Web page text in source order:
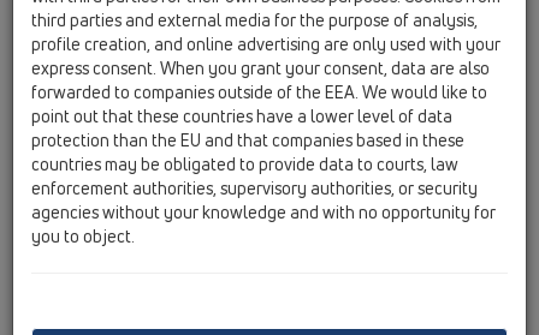
Стандарти:
Междувременно по тази тема има някои стандарти за
BIM.
HL - Part?
HL предоставя на разположение данни за Revit.
След като регистрирате вашия e-mail адрес, можете да
смъкнете данните, При разширяване или обновяване на
базата данни, вие ще бъдете информирани
third parties and external media for the purpose of analysis,
profile creation, and online advertising are only used with your
express consent. When you grant your consent, data are also
forwarded to companies outside of the EEA. We would like to
point out that these countries have a lower level of data
protection than the EU and that companies based in these
countries may be obligated to provide data to courts, law
enforcement authorities, supervisory authorities, or security
agencies without your knowledge and with no opportunity for
you to object.